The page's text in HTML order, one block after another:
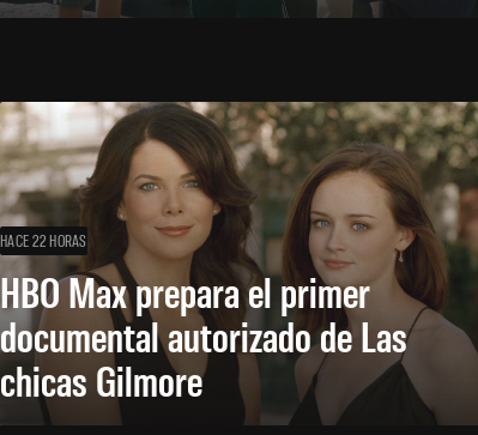
HACE 22 HORAS
HBO Max prepara el primer
documental autorizado de Las
chicas Gilmore